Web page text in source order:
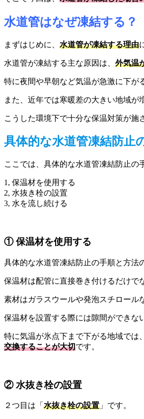
水道管はなぜ凍結する？
まずはじめに、 水道管が凍結する理由
水道管が凍結する主な原因は、 外気温
特に夜間や早朝など気温が急激に下が
また、近年では寒暖差の大きい地域が
こうした環境下で十分な保温対策が施
具体的な水道管凍結防止
ここでは、具体的な水道管凍結防止の
1, 保温材を使用する
2, 水抜き栓の設置
3, 水を流し続ける
① 保温材を使用する
具体的な水道管凍結防止の手順と方法
保温材は配管に直接巻き付けるだけで
素材はガラスウールや発泡スチロール
保温材を設置する際には隙間ができな
特に気温が氷点下まで下がる地域では
交換することが大切です。
② 水抜き栓の設置
２つ目は「 水抜き栓の設置 」です。